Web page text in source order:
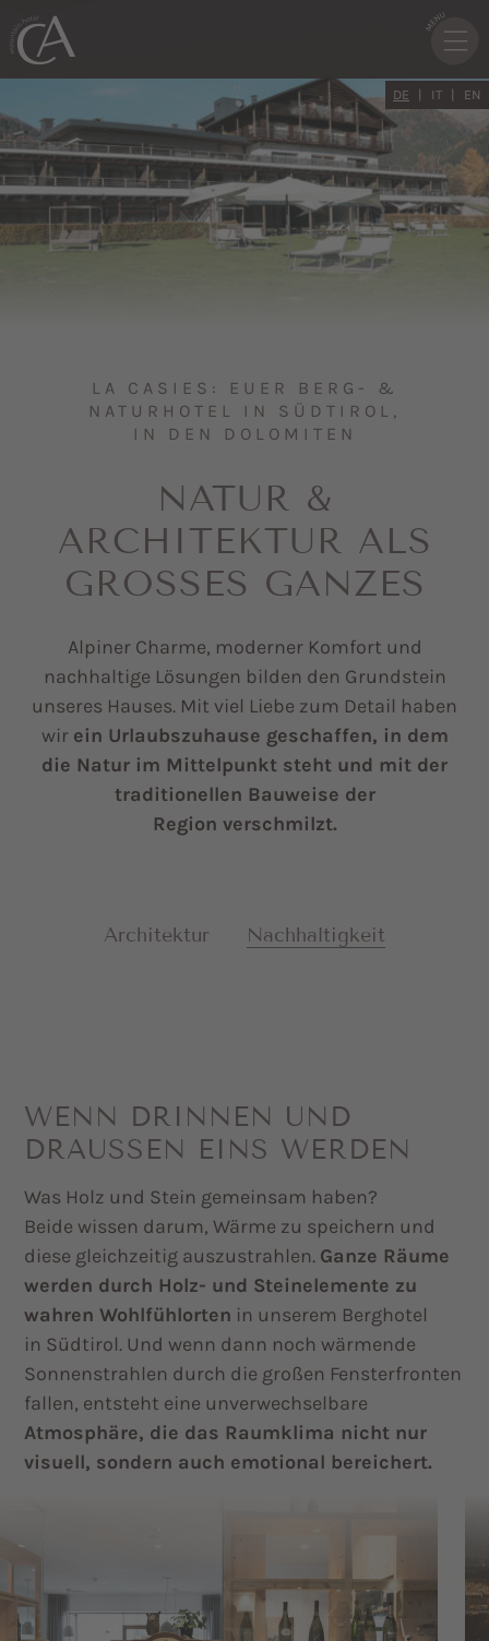
DE IT EN
LA CASIES: EUER BERG- &
NATURHOTEL IN SÜDTIROL,
IN DEN DOLOMITEN
NATUR &
ARCHITEKTUR ALS
GROSSES GANZES
Alpiner Charme, moderner Komfort und
nachhaltige Lösungen bilden den Grundstein
unseres Hauses. Mit viel Liebe zum Detail haben
wir ein Urlaubszuhause geschaffen, in dem
die Natur im Mittelpunkt steht und mit der
traditionellen Bauweise der
Region verschmilzt.
Architektur Nachhaltigkeit
WENN DRINNEN UND
DRAUSSEN EINS WERDEN
Was Holz und Stein gemeinsam haben?
Beide wissen darum, Wärme zu speichern und
diese gleichzeitig auszustrahlen. Ganze Räume
werden durch Holz- und Steinelemente zu
wahren Wohlfühlorten in unserem Berghotel
in Südtirol. Und wenn dann noch wärmende
Sonnenstrahlen durch die großen Fensterfronten
fallen, entsteht eine unverwechselbare
Atmosphäre, die das Raumklima nicht nur
visuell, sondern auch emotional bereichert.